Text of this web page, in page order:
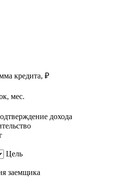
кредита, ₽
мес.
дохода
Цель
заемщика